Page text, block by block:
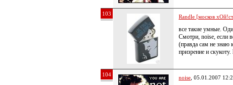
103 Randle [москов
все такие умные.
Смотри, noise, если
(правда сам не знаю
призрение и
104 noise , 05.01.2007